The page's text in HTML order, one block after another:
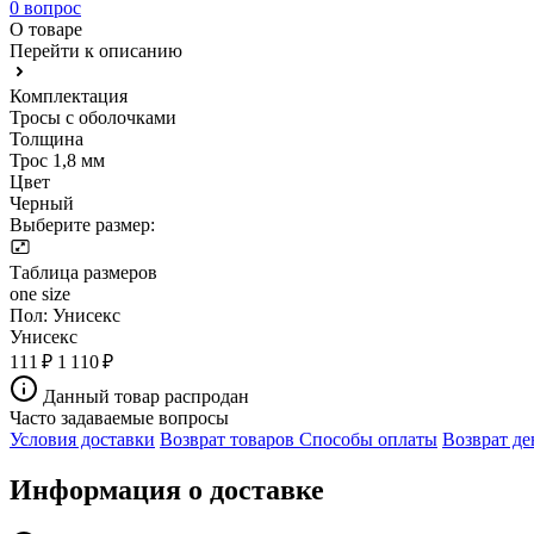
0 вопрос
О товаре
Перейти к описанию
Комплектация
Тросы с оболочками
Толщина
Трос 1,8 мм
Цвет
Черный
Выберите размер:
Таблица размеров
one size
Пол: Унисекс
Унисекс
111 ₽ 1 110 ₽
Данный товар распродан
Часто задаваемые вопросы
Условия доставки Возврат товаров Способы оплаты Возврат
Информация о доставке